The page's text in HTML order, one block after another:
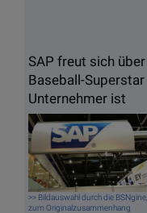
SAP freut sich
Baseball-
Unternehmer ist
>> Bildauswahl durch die BSNgine,
zum Originalzusammenhang